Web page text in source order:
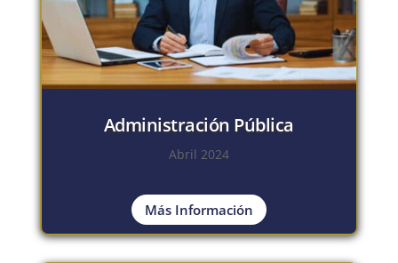
Administración Pública
Abril 2024
Más Información